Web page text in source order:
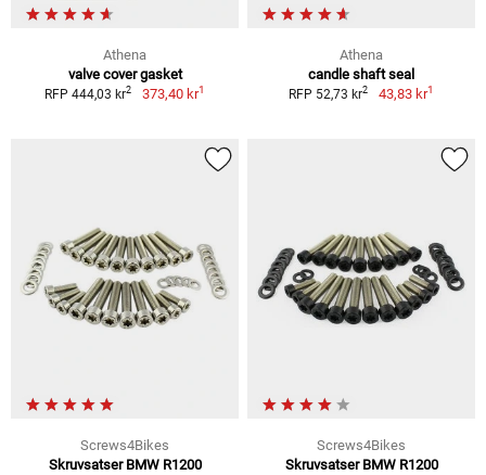
Athena
valve cover gasket
RFP 444,03 kr2 373,40 kr1
Athena
candle shaft seal
RFP 52,73 kr2 43,83 kr1
Screws4Bikes
Skruvsatser BMW R1200
Screws4Bikes
Skruvsatser BMW R1200